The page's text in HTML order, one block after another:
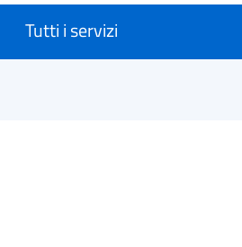
Tutti i servizi